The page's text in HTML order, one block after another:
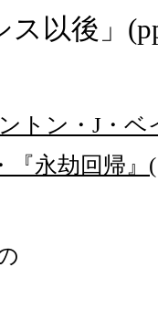
ス以後」
トン・J・ベ
『永劫回帰』